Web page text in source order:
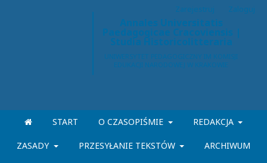
Annales Universitatis
Paedagogicae Cracoviensis |
Studia Historicolitteraria
START O CZASOPIŚMIE REDAKCJA
ZASADY PRZESYŁANIE TEKSTÓW ARCHIWUM
Zarejestruj Zaloguj